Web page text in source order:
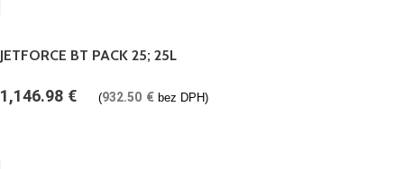
JETFORCE BT PACK 25; 25L
1,146.98 € (932.50 € bez DPH)